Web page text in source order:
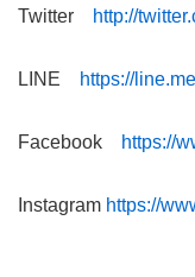
Twitter http://
LINE https://
Facebook https://
Instagram https://